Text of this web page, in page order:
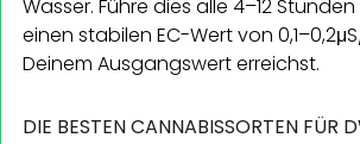
Wasser. Führe dies alle 4–12
einen stabilen EC-Wert von
Deinem Ausgangswert erreichst.
DIE BESTEN CANNABISSORTEN FÜR